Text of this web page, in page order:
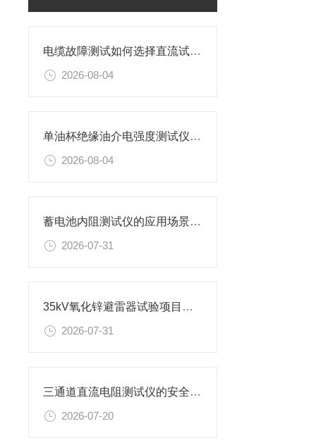
电缆故障测试如何选择直流试验还是交流试验？
2026-08-04
单油杯绝缘油介电强度测试仪特性及操作步骤
2026-08-04
蓄电池内阻测试仪的应用场景有哪些
2026-07-31
35kV氧化锌避雷器试验项目及设备
2026-07-31
三通道直流电阻测试仪的安全使用准则
2026-07-20